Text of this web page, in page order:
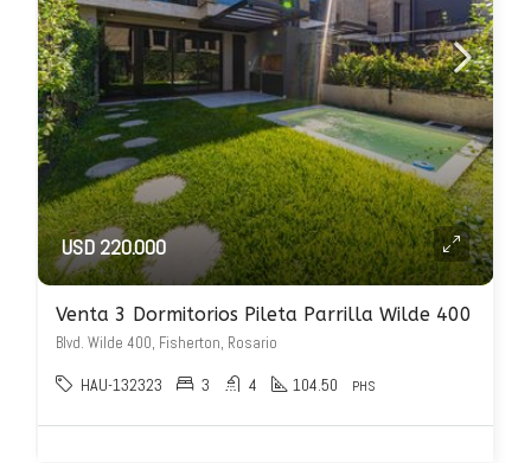
USD 220.000
Venta 3 Dormitorios Pileta Parrilla Wilde 400
Blvd. Wilde 400, Fisherton, Rosario
HAU-132323 3 4 104.50 PHS